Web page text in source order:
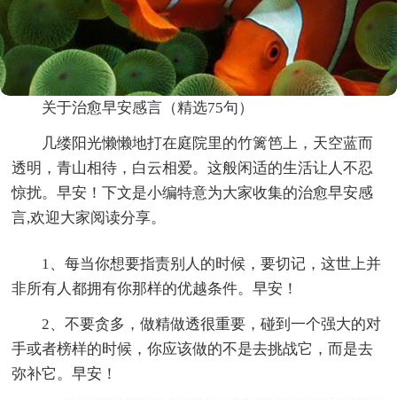
关于治愈早安感言（精选75句）
几缕阳光懒懒地打在庭院里的竹篱笆上，天空蓝而
透明，青山相待，白云相爱。这般闲适的生活让人不忍
惊扰。早安！下文是小编特意为大家收集的治愈早安感
言,欢迎大家阅读分享。
1、每当你想要指责别人的时候，要切记，这世上并
非所有人都拥有你那样的优越条件。早安！
2、不要贪多，做精做透很重要，碰到一个强大的对
手或者榜样的时候，你应该做的不是去挑战它，而是去
弥补它。早安！